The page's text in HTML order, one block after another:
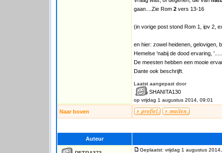
gaan....Zie Rom 2 vers 13-16
(in vorige post stond Rom 1, ipv 2,
en hier: zowel heidenen, gelovigen,
Hemelse 'nabij de dood ervaring,
De meesten hebben een mooie
Dante ook beschrijft.
Laatst aangepast door
SHANITA130
op vrijdag 1 augustus 2014, 09:01
Naar boven
Auteur
Geplaatst: vrijdag 1 augustus